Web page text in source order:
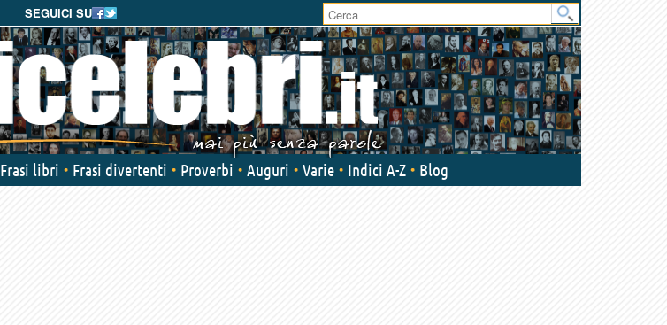
SEGUICI SU
Frasi libri Frasi divertenti Proverbi Auguri Varie Indici A-Z Blog